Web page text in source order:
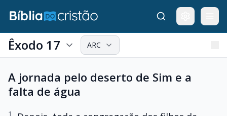
Êxodo 17 ARC
A jornada pelo deserto de Sim e a
falta de água
1